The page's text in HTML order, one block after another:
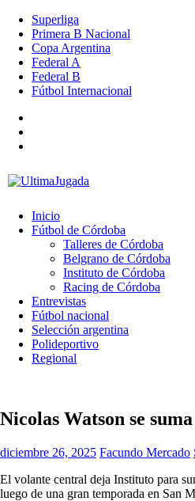
Superliga
Primera B Nacional
Copa Argentina
Federal A
Federal B
Fútbol Internacional
Inicio
Fútbol de Córdoba
Talleres de Córdoba
Belgrano de Córdoba
Instituto de Córdoba
Racing de Córdoba
Entrevistas
Fútbol nacional
Selección argentina
Polideportivo
Regional
Nicolas Watson se
diciembre 26, 2025 Facundo Mercado
El volante central deja Instituto para
luego de una gran temporada en San